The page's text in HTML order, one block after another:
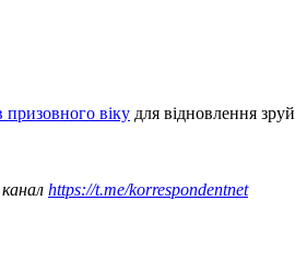
віку для відновлення
https://t.me/korrespondentnet